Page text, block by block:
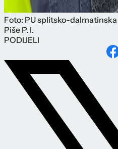
Foto: PU splitsko-dalmatinska
Piše P. I.
PODIJELI